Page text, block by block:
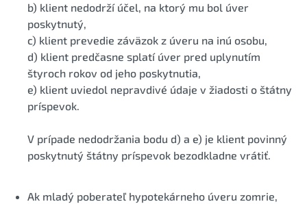
b) klient nedodrží účel, na ktorý mu bol úver
poskytnutý,
c) klient prevedie záväzok z úveru na inú osobu,
d) klient predčasne splatí úver pred uplynutím
štyroch rokov od jeho poskytnutia,
e) klient uviedol nepravdivé údaje v žiadosti o štátny
príspevok.
V prípade nedodržania bodu d) a e) je klient povinný
poskytnutý štátny príspevok bezodkladne vrátiť.
Ak mladý poberateľ hypotekárneho úveru zomrie,